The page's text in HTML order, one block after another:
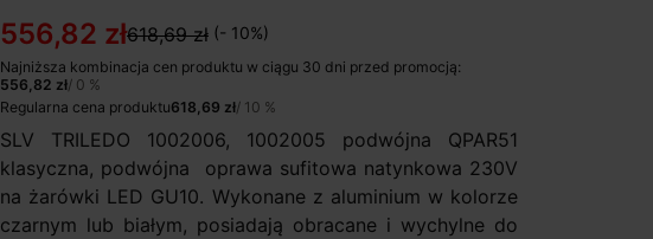
556,82 zł618,69 zł (- 10%)
Najniższa kombinacja cen produktu w ciągu 30 dni przed promocją:
556,82 zł/ 0 %
Regularna cena produktu618,69 zł/ 10 %
SLV TRILEDO 1002006, 1002005 podwójna QPAR51
klasyczna, podwójna oprawa sufitowa natynkowa 230V
na żarówki LED GU10. Wykonane z aluminium w kolorze
czarnym lub białym, posiadają obracane i wychylne do